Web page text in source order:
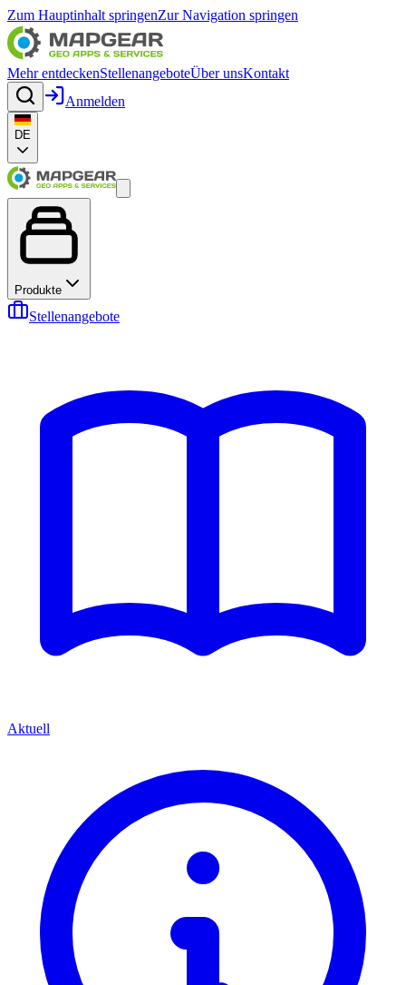
Zum Hauptinhalt springenZur Navigation springen
Mehr entdeckenStellenangeboteÜber unsKontakt
Anmelden
DE
Produkte
Stellenangebote
Aktuell